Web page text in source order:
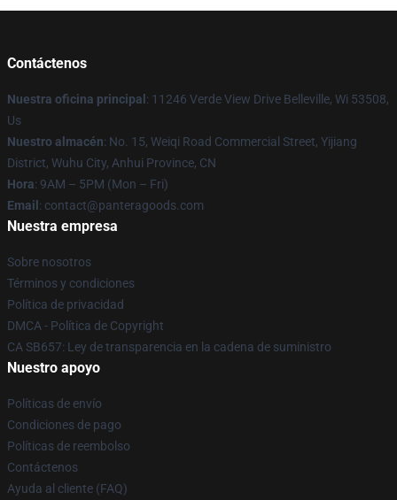
Contáctenos
Nuestra oficina principal : 11246 Verde View Drive Belleville, Wi 53508,
Us
Nuestro almacén: No. 15, Weiqi Road Commercial Street, Yijiang
District, Wuhu City, Anhui Province, CN
Hora: 9AM – 5PM (Mon – Fri)
Email : contact@panteragoods.com
Nuestra empresa
Sobre nosotros
Términos y condiciones
Política de privacidad
DMCA - Política de Copyright
CA SB657: Ley de transparencia en la cadena de suministro
Nuestro apoyo
Políticas de envío
Condiciones de pago
Políticas de reembolso
Contáctenos
Ayuda al cliente (FAQ)